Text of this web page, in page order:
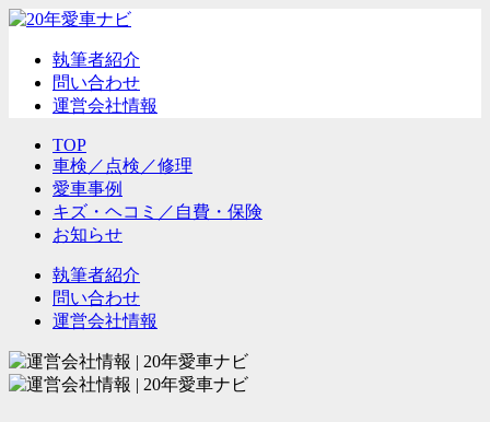
執筆者紹介
問い合わせ
運営会社情報
TOP
車検／点検／修理
愛車事例
キズ・ヘコミ／自費・保険
お知らせ
執筆者紹介
問い合わせ
運営会社情報